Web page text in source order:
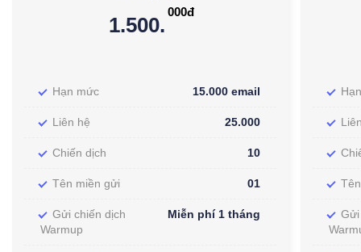
1.500.
000đ
Hạn mức 15.000 email
Liên hệ 25.000
Chiến dịch 10
Tên miền gửi 01
Gửi chiến dịch
Warmup
Miễn phí 1 tháng